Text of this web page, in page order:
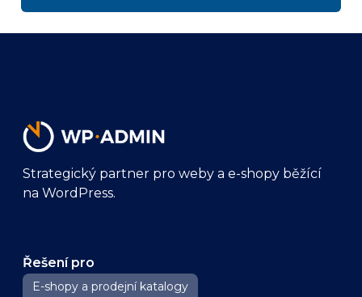
Strategický partner pro weby a e-shopy běžící
na WordPress.
Řešení pro
E-shopy a prodejní katalogy